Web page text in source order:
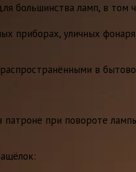
большинства ламп, в том
приборах, уличных
в
при повороте